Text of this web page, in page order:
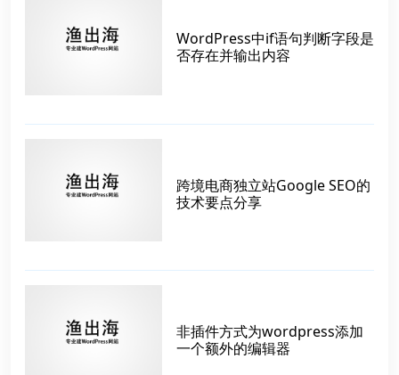
WordPress中if语句判断字段是
否存在并输出内容
跨境电商独立站Google SEO的
技术要点分享
非插件方式为wordpress添加
一个额外的编辑器